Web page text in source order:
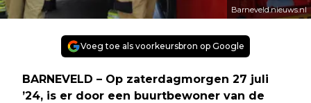
Barneveld.nieuws.nl
Voeg toe als voorkeursbron op Google
BARNEVELD – Op zaterdagmorgen 27 juli
’24, is er door een buurtbewoner van de